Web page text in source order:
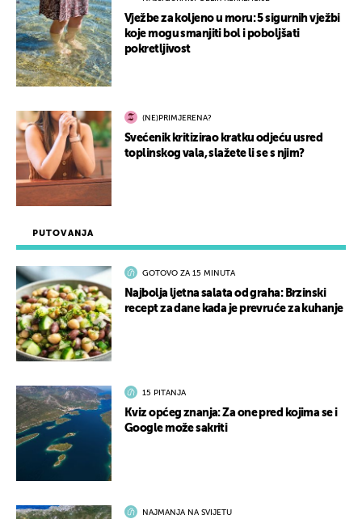
PUTOVANJA
GOTOVO ZA 15 MINUTA
Najbolja ljetna salata od graha: Brzinski
recept za dane kada je prevruće za kuhanje
15 PITANJA
Kviz općeg znanja: Za one pred kojima se i
Google može sakriti
NAJMANJA NA SVIJETU
Vježbe za koljeno u moru: 5 sigurnih vježbi
koje mogu smanjiti bol i poboljšati
pokretljivost
(NE)PRIMJERENA?
Svećenik kritizirao kratku odjeću usred
toplinskog vala, slažete li se s njim?